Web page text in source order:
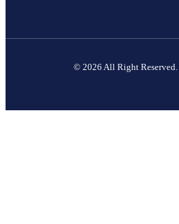
© 2026 All Right Reserved.